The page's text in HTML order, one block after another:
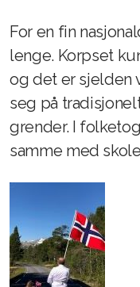
For en fin
lenge. Korpset
og det er sjelden
seg på
grender. I
samme med